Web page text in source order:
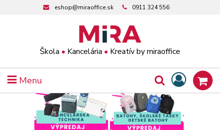
Škola • Kancelária • Kreatív by miraoffice
eshop@miraoffice.sk 0911 324 556
Menu